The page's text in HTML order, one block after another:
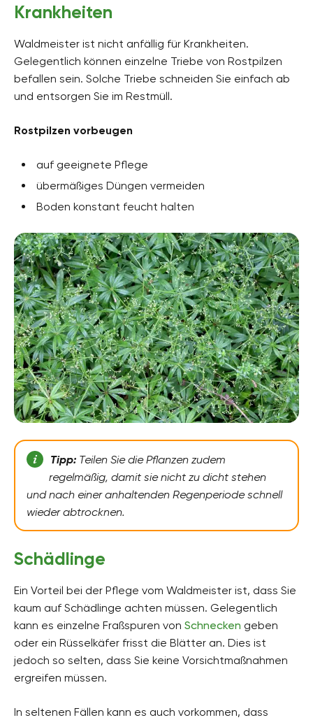
Krankheiten
Waldmeister ist nicht anfällig für Krankheiten.
Gelegentlich können einzelne Triebe von Rostpilzen
befallen sein. Solche Triebe schneiden Sie einfach ab
und entsorgen Sie im Restmüll.
Rostpilzen vorbeugen
auf geeignete Pflege
übermäßiges Düngen vermeiden
Boden konstant feucht halten
Tipp:Teilen Sie die Pflanzen zudem
regelmäßig, damit sie nicht zu dicht stehen
und nach einer anhaltenden Regenperiode schnell
wieder abtrocknen.
Schädlinge
Ein Vorteil bei der Pflege vom Waldmeister ist, dass Sie
kaum auf Schädlinge achten müssen. Gelegentlich
kann es einzelne Fraßspuren von Schnecken geben
oder ein Rüsselkäfer frisst die Blätter an. Dies ist
jedoch so selten, dass Sie keine Vorsichtmaßnahmen
ergreifen müssen.
In seltenen Fällen kann es auch vorkommen, dass